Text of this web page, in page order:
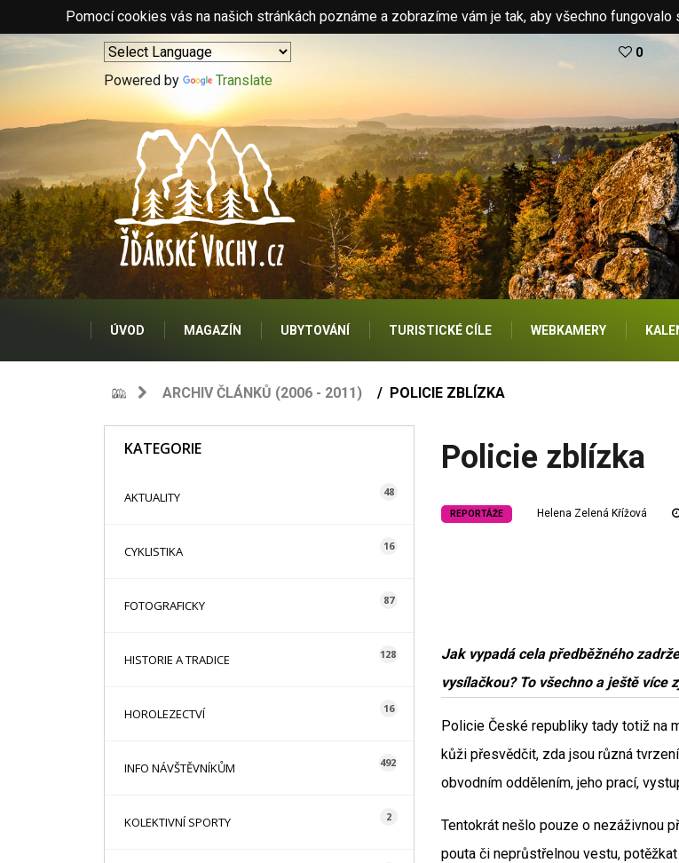
Pomocí cookies vás na našich stránkách poznáme a zobrazíme vám je tak, aby všechno fungovalo
Powered by Translate
0
ÚVOD MAGAZÍN UBYTOVÁNÍ TURISTICKÉ CÍLE WEBKAMERY
ARCHIV ČLÁNKŮ (2006 - 2011) POLICIE ZBLÍZKA
KATEGORIE
AKTUALITY 48
CYKLISTIKA 16
FOTOGRAFICKY 87
HISTORIE A TRADICE 128
HOROLEZECTVÍ 16
INFO NÁVŠTĚVNÍKŮM 492
KOLEKTIVNÍ SPORTY 2
Policie zblízka
REPORTÁŽE Helena Zelená Křížová
Jak vypadá cela předběžného
vysílačkou? To všechno a ještě více
Policie České republiky tady totiž na
kůži přesvědčit, zda jsou různá
obvodním oddělením, jeho prací,
Tentokrát nešlo pouze o nezáživnou
pouta či neprůstřelnou vestu,